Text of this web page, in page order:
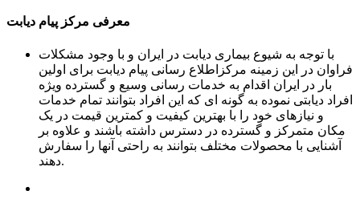
با توجه به شیوع بیماری دیابت در ایران و با وجود مشکلات
فراوان در این زمینه مرکزاطلاع رسانی پیام دیابت برای اولین
بار در ایران اقدام به خدمات رسانی وسیع و گسترده ویژه
افراد دیابتی نموده به گونه ای که این افراد بتوانند تمام خدمات
و نیازهای خود را با بهترین کیفیت و کمترین قیمت در یک
مکان متمرکز و گسترده در دسترس داشته باشند و علاوه بر
آشنایی با محصولات مختلف بتوانند به راحتی آنها را سفارش
دهند.